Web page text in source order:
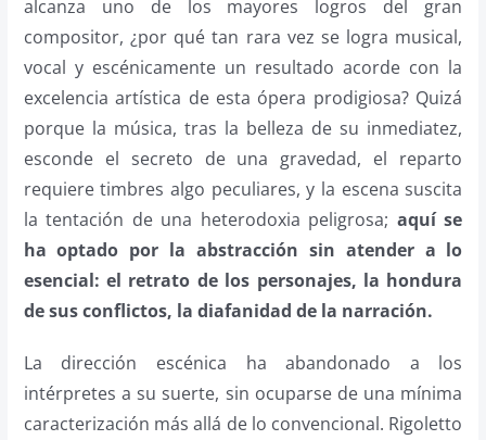
alcanza uno de los mayores logros del gran
compositor, ¿por qué tan rara vez se logra musical,
vocal y escénicamente un resultado acorde con la
excelencia artística de esta ópera prodigiosa? Quizá
porque la música, tras la belleza de su inmediatez,
esconde el secreto de una gravedad, el reparto
requiere timbres algo peculiares, y la escena suscita
la tentación de una heterodoxia peligrosa; aquí se
ha optado por la abstracción sin atender a lo
esencial: el retrato de los personajes, la hondura
de sus conflictos, la diafanidad de la narración.
La dirección escénica ha abandonado a los
intérpretes a su suerte, sin ocuparse de una mínima
caracterización más allá de lo convencional. Rigoletto